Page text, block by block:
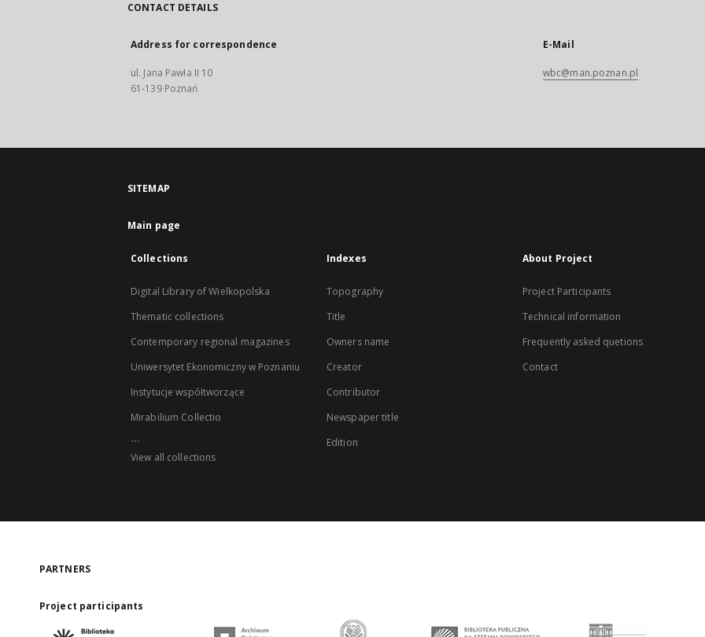
CONTACT DETAILS
Address for correspondence
ul. Jana Pawła II 10
61-139 Poznań
E-Mail
wbc@man.poznan.pl
SITEMAP
Main page
Collections
Digital Library of Wielkopolska
Thematic collections
Contemporary regional magazines
Uniwersytet Ekonomiczny w Poznaniu
Instytucje współtworzące
Mirabilium Collectio
...
View all collections
Indexes
Topography
Title
Owners name
Creator
Contributor
Newspaper title
Edition
About Project
Project Participants
Technical information
Frequently asked quetions
Contact
PARTNERS
Project participants